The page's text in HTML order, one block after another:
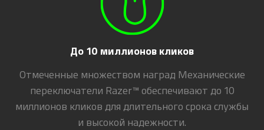
До 10 миллионов кликов
Отмеченные множеством наград Механические
переключатели Razer™ обеспечивают до 10
миллионов кликов для длительного срока службы
и высокой надежности.